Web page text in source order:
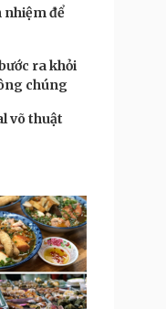
nhiệm để
ra khỏi
chúng
võ thuật